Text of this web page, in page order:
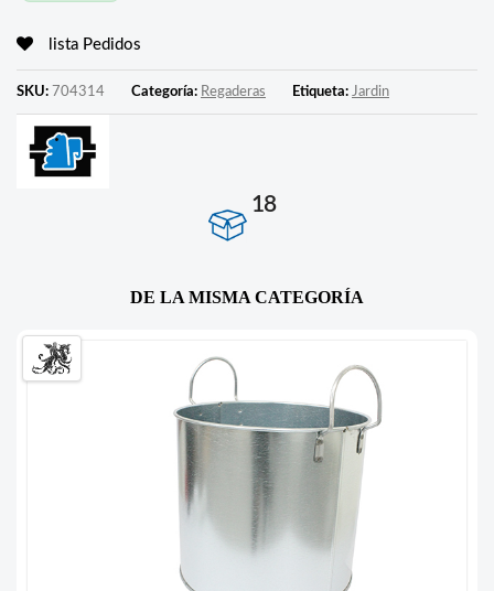
lista Pedidos
SKU: 704314 Categoría: Regaderas Etiqueta: Jardin
18
DE LA MISMA CATEGORÍA